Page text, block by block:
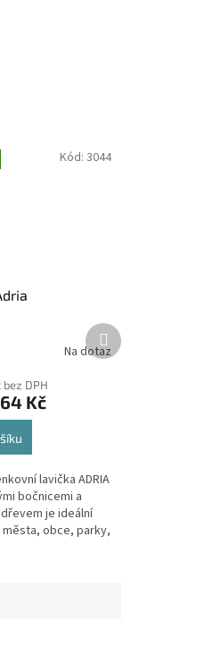
Na dotaz
bez DPH
Kč
lavička ADRIA
bočnicemi a
je ideální
obce, parky,
Kód: 3044
Další
produkt